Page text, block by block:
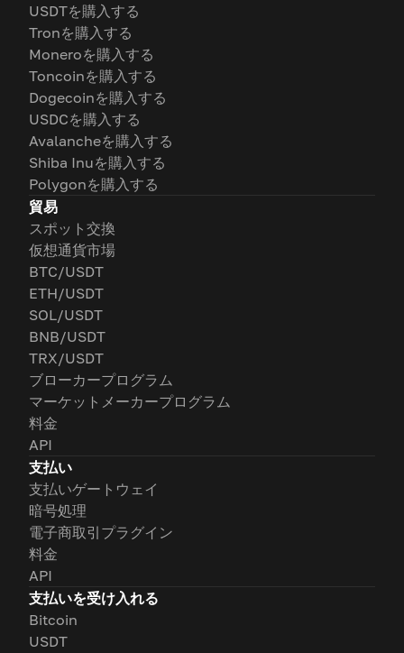
USDTを購入する
Tronを購入する
Moneroを購入する
Toncoinを購入する
Dogecoinを購入する
USDCを購入する
Avalancheを購入する
Shiba Inuを購入する
Polygonを購入する
貿易
スポット交換
仮想通貨市場
BTC/USDT
ETH/USDT
SOL/USDT
BNB/USDT
TRX/USDT
ブローカープログラム
マーケットメーカープログラム
料金
API
支払い
支払いゲートウェイ
暗号処理
電子商取引プラグイン
料金
API
支払いを受け入れる
Bitcoin
USDT